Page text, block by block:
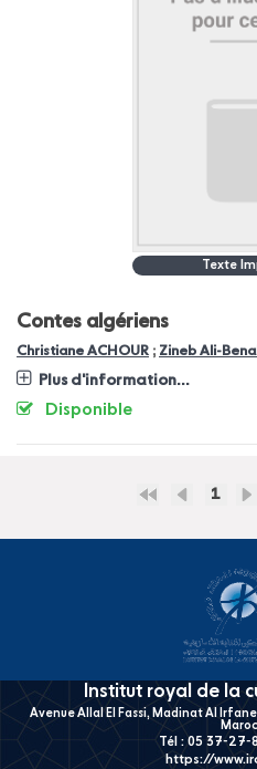
Texte
Contes algériens
Christiane ACHOUR ; Zineb Ali-
Plus d'information...
Disponible
1
Institut royal de la
Avenue Allal El Fassi, Madinat Al
Maroc
Tél : 05 37-27-
https://